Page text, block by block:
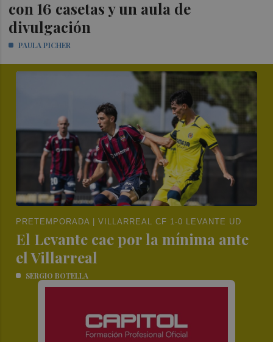
con 16 casetas y un aula de
divulgación
PAULA PICHER
PRETEMPORADA | VILLARREAL CF 1-0 LEVANTE UD
El Levante cae por la mínima ante
el Villarreal
SERGIO BOTELLA